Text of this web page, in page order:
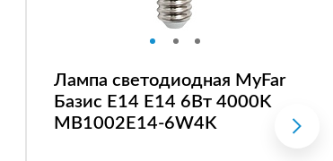
Лампа светодиодная MyFar
Базис E14 E14 6Вт 4000K
MB1002E14-6W4K